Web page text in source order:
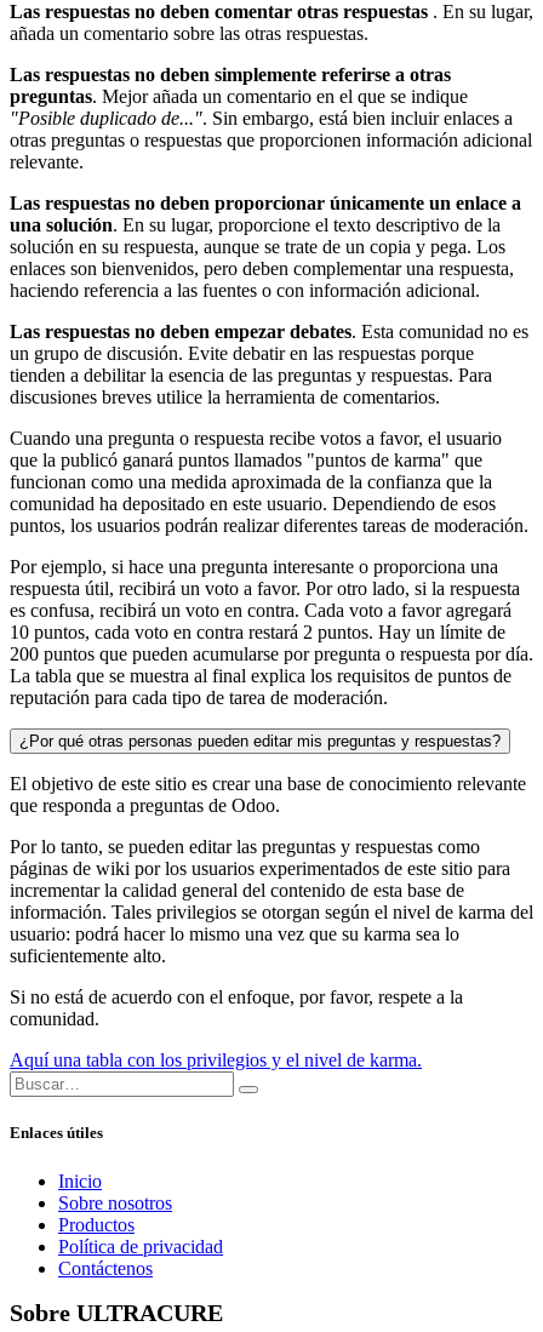
Las respuestas no deben comentar otras respuestas . En su lugar,
añada un comentario sobre las otras respuestas.
Las respuestas no deben simplemente referirse a otras
preguntas. Mejor añada un comentario en el que se indique
"Posible duplicado de...". Sin embargo, está bien incluir enlaces a
otras preguntas o respuestas que proporcionen información adicional
relevante.
Las respuestas no deben proporcionar únicamente un enlace a
una solución. En su lugar, proporcione el texto descriptivo de la
solución en su respuesta, aunque se trate de un copia y pega. Los
enlaces son bienvenidos, pero deben complementar una respuesta,
haciendo referencia a las fuentes o con información adicional.
Las respuestas no deben empezar debates. Esta comunidad no es
un grupo de discusión. Evite debatir en las respuestas porque
tienden a debilitar la esencia de las preguntas y respuestas. Para
discusiones breves utilice la herramienta de comentarios.
Cuando una pregunta o respuesta recibe votos a favor, el usuario
que la publicó ganará puntos llamados "puntos de karma" que
funcionan como una medida aproximada de la confianza que la
comunidad ha depositado en este usuario. Dependiendo de esos
puntos, los usuarios podrán realizar diferentes tareas de moderación.
Por ejemplo, si hace una pregunta interesante o proporciona una
respuesta útil, recibirá un voto a favor. Por otro lado, si la respuesta
es confusa, recibirá un voto en contra. Cada voto a favor agregará
10 puntos, cada voto en contra restará 2 puntos. Hay un límite de
200 puntos que pueden acumularse por pregunta o respuesta por día.
La tabla que se muestra al final explica los requisitos de puntos de
reputación para cada tipo de tarea de moderación.
¿Por qué otras personas pueden editar mis preguntas y respuestas?
El objetivo de este sitio es crear una base de conocimiento relevante
que responda a preguntas de Odoo.
Por lo tanto, se pueden editar las preguntas y respuestas como
páginas de wiki por los usuarios experimentados de este sitio para
incrementar la calidad general del contenido de esta base de
información. Tales privilegios se otorgan según el nivel de karma del
usuario: podrá hacer lo mismo una vez que su karma sea lo
suficientemente alto.
Si no está de acuerdo con el enfoque, por favor, respete a la
comunidad.
Aquí una tabla con los privilegios y el nivel de karma.
Enlaces útiles
Inicio
Sobre nosotros
Productos
Política de privacidad
Contáctenos
Sobre ULTRACURE